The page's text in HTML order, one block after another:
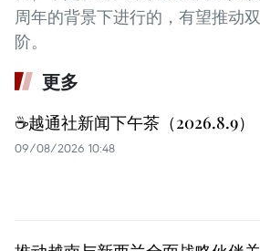
周年的背景下进行的，有望推动
阶。
更多
☕️越通社新闻下午茶（2026.8.9）
09/08/2026 10:48